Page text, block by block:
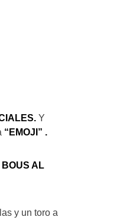
Y
“EMOJI” .
AL
y un toro a